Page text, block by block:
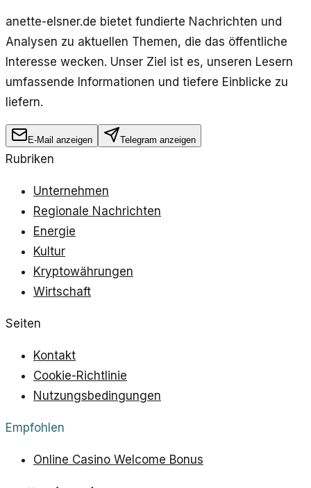
anette-elsner.de bietet fundierte Nachrichten und
Analysen zu aktuellen Themen, die das öffentliche
Interesse wecken. Unser Ziel ist es, unseren Lesern
umfassende Informationen und tiefere Einblicke zu
liefern.
E-Mail anzeigen Telegram anzeigen
Rubriken
Unternehmen
Regionale Nachrichten
Energie
Kultur
Kryptowährungen
Wirtschaft
Seiten
Kontakt
Cookie-Richtlinie
Nutzungsbedingungen
Empfohlen
Online Casino Welcome Bonus